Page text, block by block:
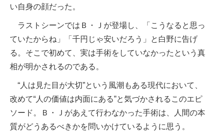
い自身の顔だった。
ラストシーンではＢ・Ｊが登場し、「こうなると思っ
ていたからね」「千円じゃ安いだろう」と白野に告げ
る。そこで初めて、実は手術をしていなかったという真
相が明かされるのである。
“人は見た目が大切”という風潮もある現代において、
改めて“人の価値は内面にある”と気づかされるこのエピ
ソード。Ｂ・Ｊがあえて行わなかった手術は、人間の本
質がどうあるべきかを問いかけているように思う。